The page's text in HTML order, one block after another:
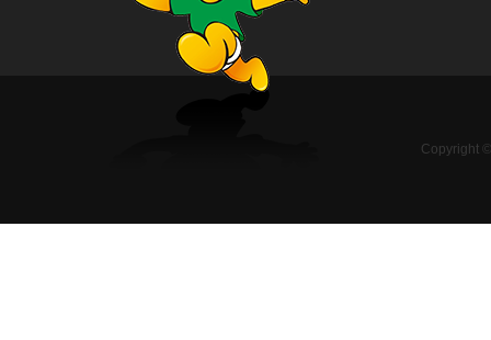
Copyright